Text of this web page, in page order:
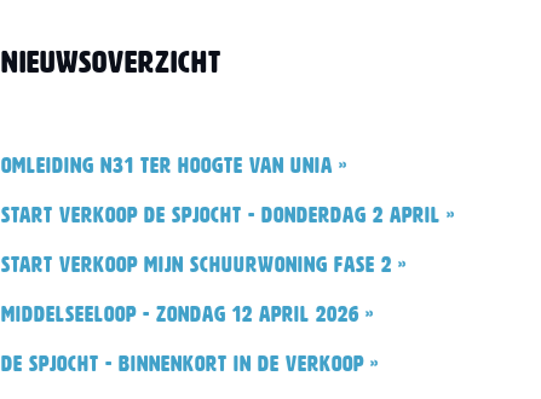
Nieuwsoverzicht
Omleiding N31 ter hoogte van Unia »
Start verkoop De Spjocht - donderdag 2 april »
Start verkoop Mijn Schuurwoning fase 2 »
Middelseeloop - zondag 12 april 2026 »
De Spjocht - binnenkort in de verkoop »